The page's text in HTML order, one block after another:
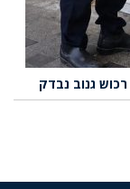
גנוב נבדק